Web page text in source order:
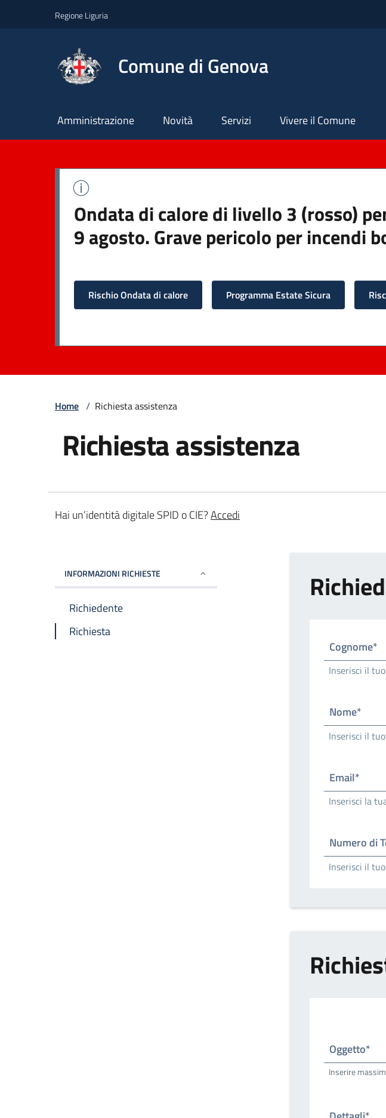
Regione Liguria
Comune di Genova
Principale
Amministrazione Novità Servizi Vivere il Comune
Ondata di calore di livello 3 (rosso)
9 agosto. Grave pericolo per incendi
Rischio Ondata di calore Programma Estate Sicura
Home / Richiesta assistenza
Richiesta assistenza
Hai un’identità digitale SPID o CIE?Accedi
INFORMAZIONI RICHIESTE
Richiedente
Richiesta
Cognome*
Inserisci il
Nome*
Inserisci il
Email*
Inserisci la
Numero di
Inserisci il
Oggetto*
Inserire